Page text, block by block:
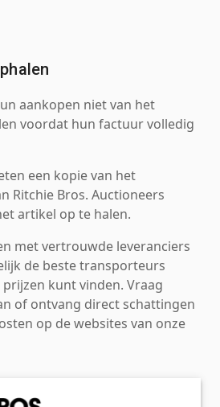
aankopen niet van het
voordat hun factuur volledig
een kopie van het
Ritchie Bros. Auctioneers
artikel op te halen.
met vertrouwde leveranciers
de beste transporteurs
kunt vinden. Vraag
of ontvang direct schattingen
op de websites van onze